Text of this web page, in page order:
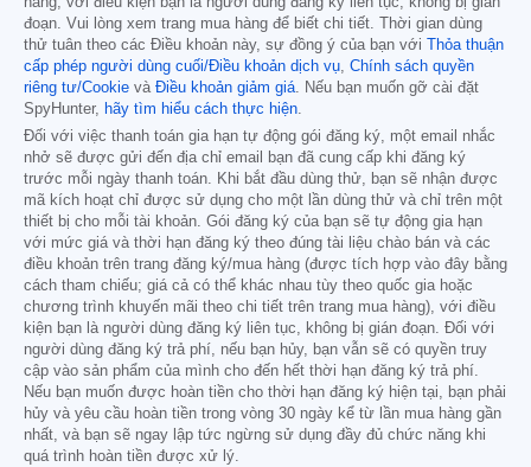
đoạn. Vui lòng xem trang mua hàng để biết chi tiết. Thời gian dùng
thử tuân theo các Điều khoản này, sự đồng ý của bạn với
Thỏa thuận
cấp phép người dùng cuối/Điều khoản dịch vụ, Chính sách quyền
riêng tư/Cookie và Điều khoản giảm giá. Nếu bạn muốn gỡ cài đặt
SpyHunter, hãy tìm hiểu cách thực hiện.
Đối với việc thanh toán gia hạn tự động gói đăng ký, một email nhắc
nhở sẽ được gửi đến địa chỉ email bạn đã cung cấp khi đăng ký
trước mỗi ngày thanh toán. Khi bắt đầu dùng thử, bạn sẽ nhận được
mã kích hoạt chỉ được sử dụng cho một lần dùng thử và chỉ trên một
thiết bị cho mỗi tài khoản. Gói đăng ký của bạn sẽ tự động gia hạn
với mức giá và thời hạn đăng ký theo đúng tài liệu chào bán và các
điều khoản trên trang đăng ký/mua hàng (được tích hợp vào đây bằng
cách tham chiếu; giá cả có thể khác nhau tùy theo quốc gia hoặc
chương trình khuyến mãi theo chi tiết trên trang mua hàng), với điều
kiện bạn là người dùng đăng ký liên tục, không bị gián đoạn. Đối với
người dùng đăng ký trả phí, nếu bạn hủy, bạn vẫn sẽ có quyền truy
cập vào sản phẩm của mình cho đến hết thời hạn đăng ký trả phí.
Nếu bạn muốn được hoàn tiền cho thời hạn đăng ký hiện tại, bạn phải
hủy và yêu cầu hoàn tiền trong vòng 30 ngày kể từ lần mua hàng gần
nhất, và bạn sẽ ngay lập tức ngừng sử dụng đầy đủ chức năng khi
quá trình hoàn tiền được xử lý.